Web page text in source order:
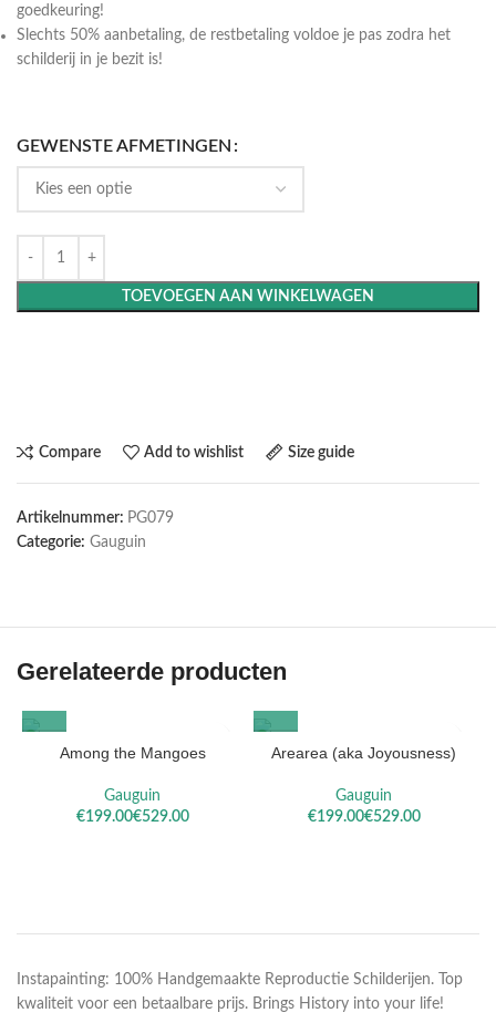
goedkeuring!
Slechts 50% aanbetaling, de restbetaling voldoe je pas zodra het
schilderij in je bezit is!
GEWENSTE AFMETINGEN
TOEVOEGEN AAN WINKELWAGEN
Compare Add to wishlist Size guide
Artikelnummer: PG079
Categorie: Gauguin
Gerelateerde producten
Among the Mangoes
Gauguin
€
€
Arearea (aka Joyousness)
Gauguin
€
€
Instapainting: 100% Handgemaakte Reproductie Schilderijen. Top
kwaliteit voor een betaalbare prijs. Brings History into your life!